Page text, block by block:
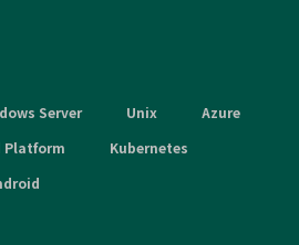
Server Unix
Azure
Platform
Kubernetes